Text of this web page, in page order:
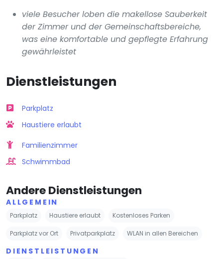
viele Besucher loben die makellose Sauberkeit
der Zimmer und der Gemeinschaftsbereiche,
was eine komfortable und gepflegte Erfahrung
gewährleistet
Dienstleistungen
Parkplatz
Haustiere erlaubt
Familienzimmer
Schwimmbad
Andere Dienstleistungen
ALLGEMEIN
Parkplatz Haustiere erlaubt Kostenloses Parken
Parkplatz vor Ort Privatparkplatz WLAN in allen Bereichen
DIENSTLEISTUNGEN